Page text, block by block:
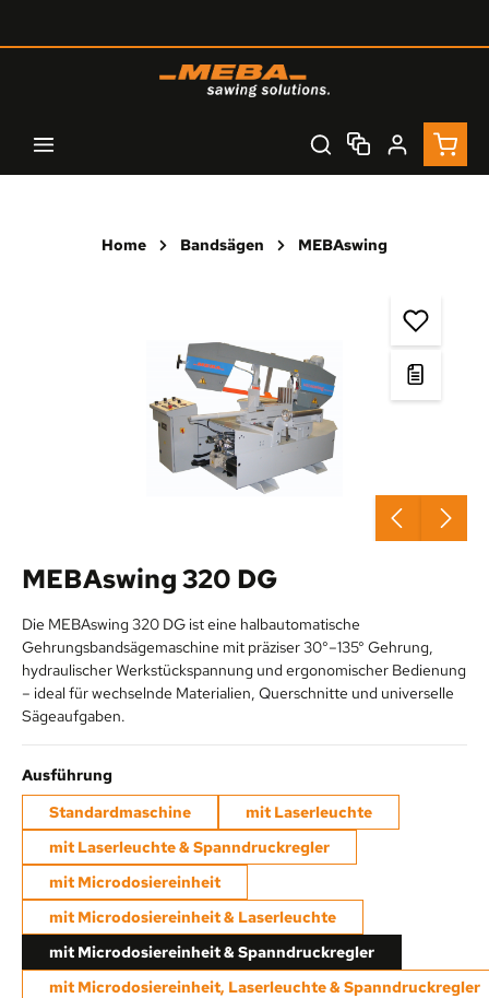
Home Bandsägen MEBAswing
MEBAswing 320 DG
Die MEBAswing 320 DG ist eine halbautomatische
Gehrungsbandsägemaschine mit präziser 30°–135° Gehrung,
hydraulischer Werkstückspannung und ergonomischer Bedienung
– ideal für wechselnde Materialien, Querschnitte und universelle
Sägeaufgaben.
Ausführungauswählen
Standardmaschine
mit Laserleuchte
mit Laserleuchte & Spanndruckregler
mit Microdosiereinheit
mit Microdosiereinheit & Laserleuchte
mit Microdosiereinheit & Spanndruckregler
mit Microdosiereinheit, Laserleuchte & Spanndruckregler